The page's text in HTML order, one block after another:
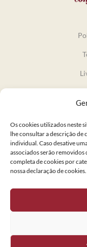
Os cookies utilizados neste
lhe consultar a descrição de
individual. Caso desative
associados serão removidos
completa de cookies por
nossa declaração de cookies.
© 2024